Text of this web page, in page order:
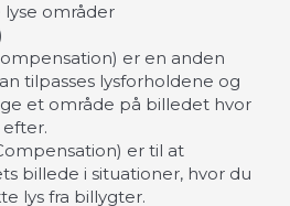
lyse områder
er en anden
tilpasses lysforholdene og
et område på billedet hvor
efter.
er til at
billede i situationer, hvor du
lys fra billygter.